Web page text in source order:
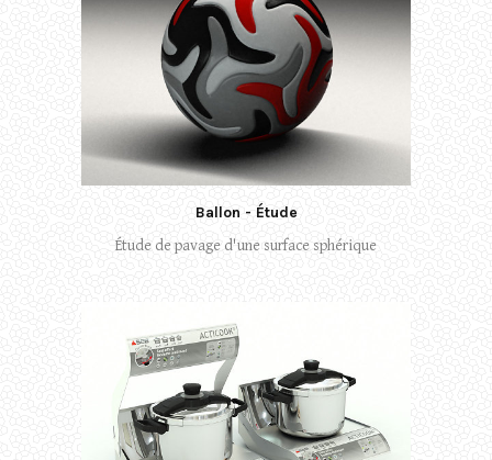
Ballon - Étude
Étude de pavage d'une surface sphérique